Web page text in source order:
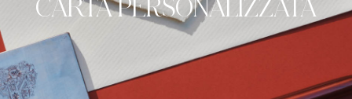
CARTA PERSONALIZZATA